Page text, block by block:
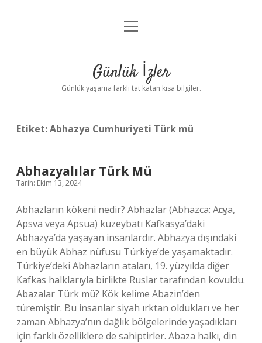
Anasayfa
Yasal Uyarı
menüyü
Günlük İzler
Günlük yaşama farklı tat katan kısa bilgiler.
Etiket:Abhazya Cumhuriyeti Türk mü
Abhazyalılar Türk Mü
Tarih: Ekim 13, 2024
Abhazların kökeni nedir? Abhazlar (Abhazca: Аҧсуа,
Apsva veya Apsua) kuzeybatı Kafkasya’daki
Abhazya’da yaşayan insanlardır. Abhazya dışındaki
en büyük Abhaz nüfusu Türkiye’de yaşamaktadır.
Türkiye’deki Abhazların ataları, 19. yüzyılda diğer
Kafkas halklarıyla birlikte Ruslar tarafından kovuldu.
Abazalar Türk mü? Kök kelime Abazin’den
türemiştir. Bu insanlar siyah ırktan oldukları ve her
zaman Abhazya’nın dağlık bölgelerinde yaşadıkları
için farklı özelliklere de sahiptirler. Abaza halkı, din